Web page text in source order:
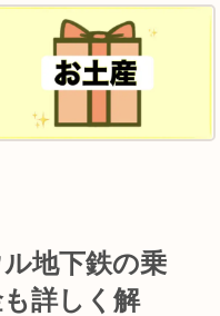
ル地下鉄の乗
詳しく解